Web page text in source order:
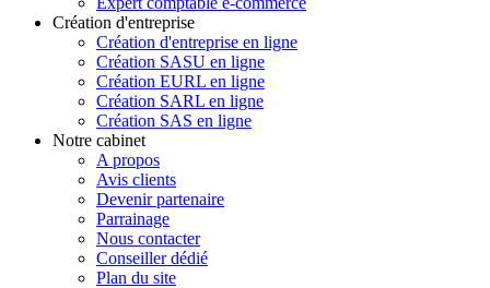
Création d'entreprise
Création d'entreprise en ligne
Création SASU en ligne
Création EURL en ligne
Création SARL en ligne
Création SAS en ligne
Notre cabinet
A propos
Avis clients
Devenir partenaire
Parrainage
Nous contacter
Conseiller dédié
Plan du site